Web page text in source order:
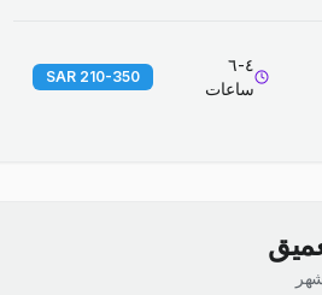
٤-٦
ساعات
210-350 SAR